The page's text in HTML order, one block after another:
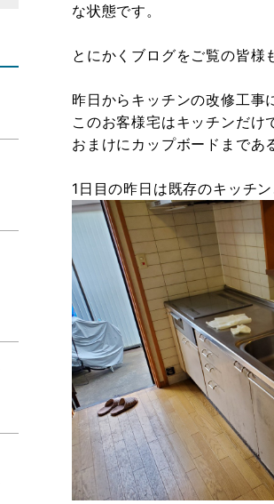
な状態です。
とにかくブログをご覧の皆様
昨日からキッチンの改修工事
このお客様宅はキッチンだけ
おまけにカップボードまであ
1日目の昨日は既存のキッチ